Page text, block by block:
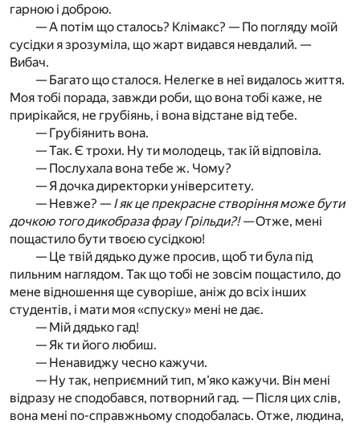
гарною і доброю.
— А потім що сталось? Клімакс? — По погляду моїй
сусідки я зрозуміла, що жарт видався невдалий. —
Вибач.
— Багато що сталося. Нелегке в неї видалось життя.
Моя тобі порада, завжди роби, що вона тобі каже, не
прирікайся, не грубіянь, і вона відстане від тебе.
— Грубіянить вона.
— Так. Є трохи. Ну ти молодець, так їй відповіла.
— Послухала вона тебе ж. Чому?
— Я дочка директорки університету.
— Невже? — І як це прекрасне створіння може бути
дочкою того дикобраза фрау Грільди?! —Отже, мені
пощастило бути твоєю сусідкою!
— Це твій дядько дуже просив, щоб ти була під
пильним наглядом. Так що тобі не зовсім пощастило, до
мене відношення ще суворіше, аніж до всіх інших
студентів, і мати моя «спуску» мені не дає.
— Мій дядько гад!
— Як ти його любиш.
— Ненавиджу чесно кажучи.
— Ну так, неприємний тип, м’яко кажучи. Він мені
відразу не сподобався, потворний гад. — Після цих слів,
вона мені по-справжньому сподобалась. Отже, людина,